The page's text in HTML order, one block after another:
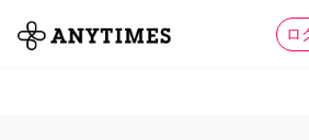
ロ
全て